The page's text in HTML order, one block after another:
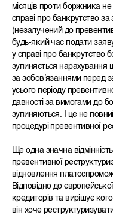
місяців проти боржника
справі про банкрутство
(незалучений до
будь-який час подати
у справі про
зупиняється нарахування
за зобовʼязаннями перед
усього періоду
давності за вимогами до
зупиняються. І це не
процедурі превентивної
Ще одна значна
превентивної
відновлення
Відповідно до
кредиторів та вирішує
він хоче